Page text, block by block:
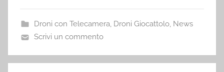
Droni con Telecamera, Droni Giocattolo, News
Scrivi un commento